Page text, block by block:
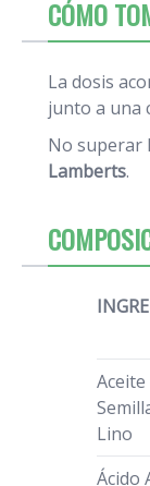
CÓMO
La dosis
junto a una
No superar
Lamberts.
Aceite
Lino
Ácido